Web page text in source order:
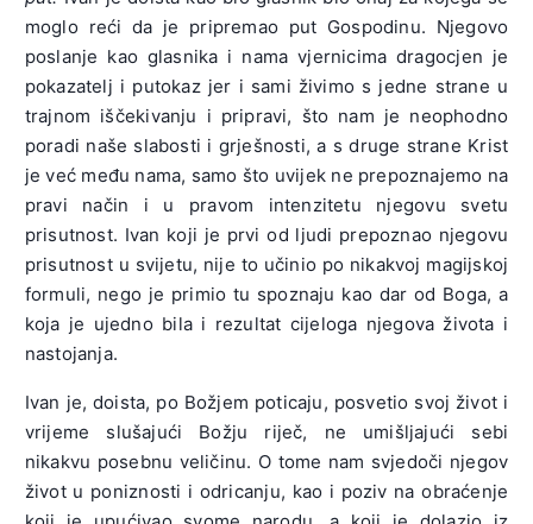
moglo reći da je pripremao put Gospodinu. Njegovo
poslanje kao glasnika i nama vjernicima dragocjen je
pokazatelj i putokaz jer i sami živimo s jedne strane u
trajnom iščekivanju i pripravi, što nam je neophodno
poradi naše slabosti i grješnosti, a s druge strane Krist
je već među nama, samo što uvijek ne prepoznajemo na
pravi način i u pravom intenzitetu njegovu svetu
prisutnost. Ivan koji je prvi od ljudi prepoznao njegovu
prisutnost u svijetu, nije to učinio po nikakvoj magijskoj
formuli, nego je primio tu spoznaju kao dar od Boga, a
koja je ujedno bila i rezultat cijeloga njegova života i
nastojanja.
Ivan je, doista, po Božjem poticaju, posvetio svoj život i
vrijeme slušajući Božju riječ, ne umišljajući sebi
nikakvu posebnu veličinu. O tome nam svjedoči njegov
život u poniznosti i odricanju, kao i poziv na obraćenje